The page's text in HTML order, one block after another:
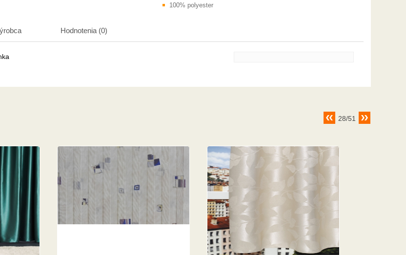
100% polyester
Hodnotenia (0)
28/51